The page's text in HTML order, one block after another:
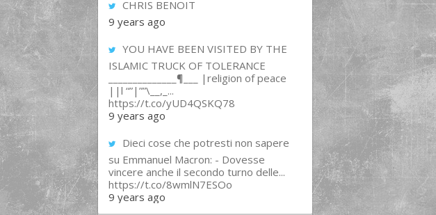
CHRIS BENOIT
9 years ago
YOU HAVE BEEN VISITED BY THE
ISLAMIC TRUCK OF TOLERANCE
______________¶___ |religion of peace
||l “”|””\__,_...
https://t.co/yUD4QSKQ78
9 years ago
Dieci cose che potresti non sapere
su Emmanuel Macron: - Dovesse
vincere anche il secondo turno delle...
https://t.co/8wmlN7ESOo
9 years ago